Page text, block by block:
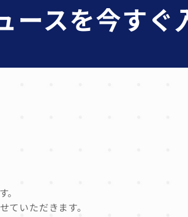
スを今すぐ
いただきます。